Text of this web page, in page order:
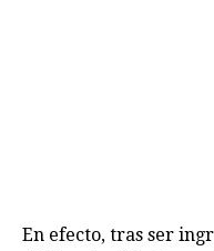
En efecto, tras ser